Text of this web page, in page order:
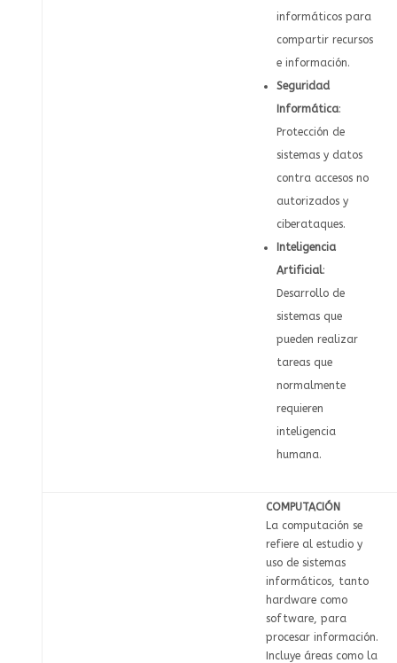
informáticos para
compartir recursos
e información.
Seguridad
Informática:
Protección de
sistemas y datos
contra accesos no
autorizados y
ciberataques.
Inteligencia
Artificial:
Desarrollo de
sistemas que
pueden realizar
tareas que
normalmente
requieren
inteligencia
humana.
COMPUTACIÓN
La computación se
refiere al estudio y
uso de sistemas
informáticos, tanto
hardware como
software, para
procesar información.
Incluye áreas como la